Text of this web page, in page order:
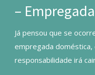
–
Já pensou que se
empregada doméstica,
responsabilidade irá